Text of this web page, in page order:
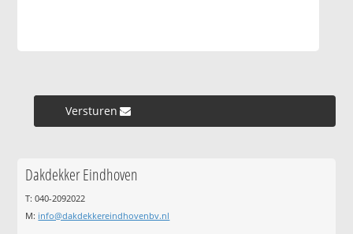
Versturen »
Dakdekker Eindhoven
T: 040-2092022
M: info@dakdekkereindhovenbv.nl